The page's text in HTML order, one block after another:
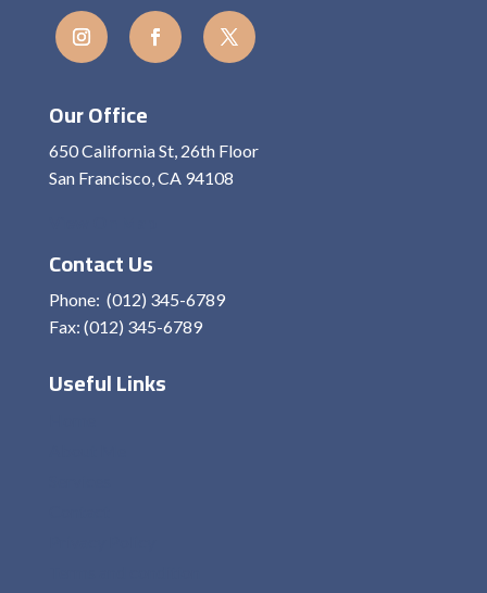
Our Office
650 California St, 26th Floor
San Francisco, CA 94108
Contact Us
Phone: (012) 345-6789
Fax: (012) 345-6789
Useful Links